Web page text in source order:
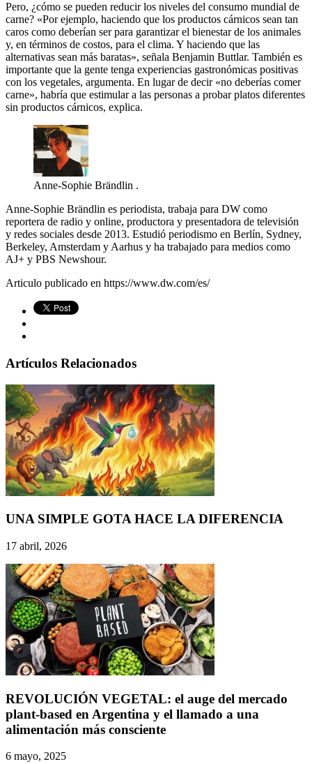
Pero, ¿cómo se pueden reducir los niveles del consumo mundial de
carne? «Por ejemplo, haciendo que los productos cárnicos sean tan
caros como deberían ser para garantizar el bienestar de los animales
y, en términos de costos, para el clima. Y haciendo que las
alternativas sean más baratas», señala Benjamin Buttlar. También es
importante que la gente tenga experiencias gastronómicas positivas
con los vegetales, argumenta. En lugar de decir «no deberías comer
carne», habría que estimular a las personas a probar platos diferentes
sin productos cárnicos, explica.
Anne-Sophie Brändlin .
Anne-Sophie Brändlin es periodista, trabaja para DW como
reportera de radio y online, productora y presentadora de televisión
y redes sociales desde 2013. Estudió periodismo en Berlín, Sydney,
Berkeley, Amsterdam y Aarhus y ha trabajado para medios como
AJ+ y PBS Newshour.
Articulo publicado en https://www.dw.com/es/
Artículos Relacionados
UNA SIMPLE GOTA HACE LA DIFERENCIA
17 abril, 2026
REVOLUCIÓN VEGETAL: el auge del mercado
plant-based en Argentina y el llamado a una
alimentación más consciente
6 mayo, 2025